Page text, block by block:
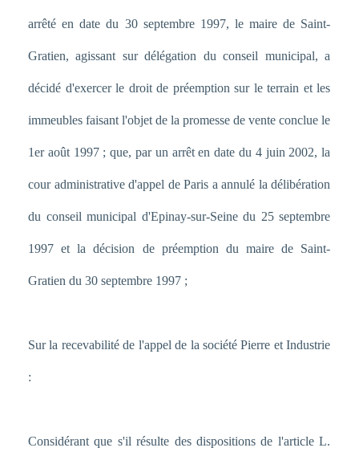
arrêté en date du 30 septembre 1997, le maire de Saint-
Gratien, agissant sur délégation du conseil municipal, a
décidé d'exercer le droit de préemption sur le terrain et les
immeubles faisant l'objet de la promesse de vente conclue le
1er août 1997 ; que, par un arrêt en date du 4 juin 2002, la
cour administrative d'appel de Paris a annulé la délibération
du conseil municipal d'Epinay-sur-Seine du 25 septembre
1997 et la décision de préemption du maire de Saint-
Gratien du 30 septembre 1997 ;
Sur la recevabilité de l'appel de la société Pierre et Industrie
:
Considérant que s'il résulte des dispositions de l'article L.